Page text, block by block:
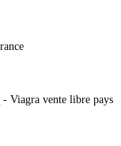
- Viagra vente libre pays